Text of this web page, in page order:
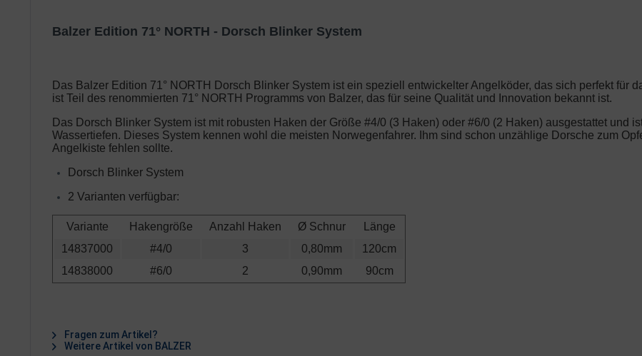
Balzer Edition 71° NORTH - Dorsch Blinker System
Das Balzer Edition 71° NORTH Dorsch Blinker System ist ein speziell entwickelter Angelköder, das sich perfekt für
ist Teil des renommierten 71° NORTH Programms von Balzer, das für seine Qualität und Innovation bekannt ist.
Das Dorsch Blinker System ist mit robusten Haken der Größe #4/0 (3 Haken) oder #6/0 (2 Haken) ausgestattet und
Wassertiefen. Dieses System kennen wohl die meisten Norwegenfahrer. Ihm sind schon unzählige Dorsche zum
Angelkiste fehlen sollte.
Dorsch Blinker System
2 Varianten verfügbar:
Variante Hakengröße Anzahl Haken Ø Schnur
Länge
14837000
#4/0 3 0,80mm
120cm
14838000
#6/0 2 0,90mm 90cm
Fragen zum Artikel?
Weitere Artikel von BALZER